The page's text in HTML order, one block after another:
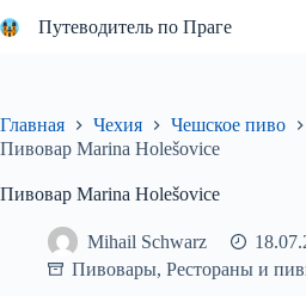
к
Путеводитель по Праге
Главная Чехия Чешское пиво
Пивовар Marina Holešovice
Пивовар Marina Holešovice
Mihail Schwarz
Пивовары, Рестораны и